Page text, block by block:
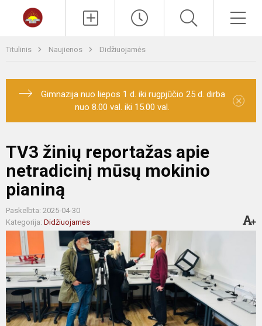
Titulinis Naujienos Didžiuojamės
Gimnazija nuo liepos 1 d. iki rugpjūčio 25 d. dirba
nuo 8.00 val. iki 15.00 val.
×
TV3 žinių reportažas apie
netradicinį mūsų mokinio
pianiną
Paskelbta: 2025-04-30
Kategorija: Didžiuojamės